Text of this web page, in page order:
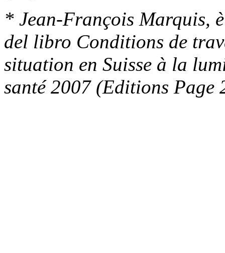
* Jean-François Marquis,
del libro Conditions de
situation en Suisse à la
santé 2007 (Editions Page